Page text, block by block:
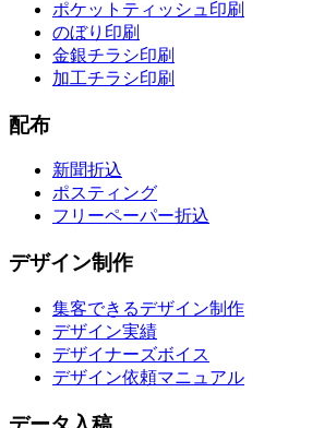
ポケットティッシュ印刷
のぼり印刷
金銀チラシ印刷
加工チラシ印刷
配布
新聞折込
ポスティング
フリーペーパー折込
デザイン制作
集客できるデザイン制作
デザイン実績
デザイナーズボイス
デザイン依頼マニュアル